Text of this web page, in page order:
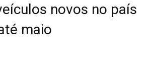
novos no país
maio